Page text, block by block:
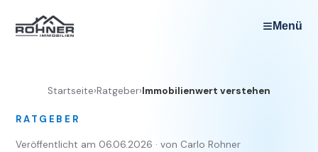
≡ Menü
Startseite›Ratgeber›Immobilienwert verstehen
RATGEBER
Veröffentlicht am 06.06.2026 · von Carlo Rohner